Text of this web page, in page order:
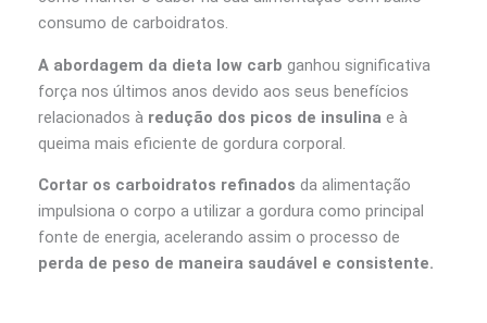
consumo de carboidratos.
A abordagem da dieta low carb ganhou significativa
força nos últimos anos devido aos seus benefícios
relacionados à redução dos picos de insulina e à
queima mais eficiente de gordura corporal.
Cortar os carboidratos refinados da alimentação
impulsiona o corpo a utilizar a gordura como principal
fonte de energia, acelerando assim o processo de
perda de peso de maneira saudável e consistente.